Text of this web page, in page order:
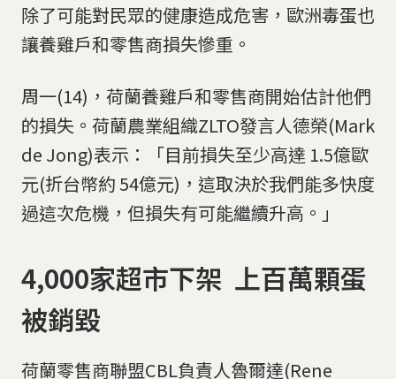
除了可能對民眾的健康造成危害，歐洲毒蛋也
讓養雞戶和零售商損失慘重。
周一(14)，荷蘭養雞戶和零售商開始估計他們
的損失。荷蘭農業組織ZLTO發言人德榮(Mark
de Jong)表示：「目前損失至少高達 1.5億歐
元(折台幣約 54億元)，這取決於我們能多快度
過這次危機，但損失有可能繼續升高。」
4,000家超市下架 上百萬顆蛋
被銷毀
荷蘭零售商聯盟CBL負責人魯爾達(Rene